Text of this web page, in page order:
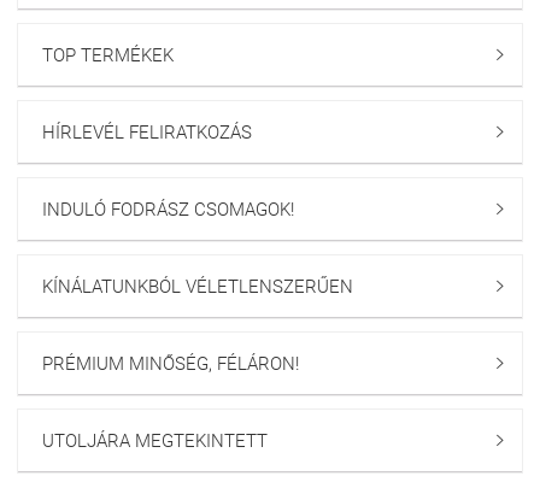
TOP TERMÉKEK 
HÍRLEVÉL FELIRATKOZÁS 
INDULÓ FODRÁSZ CSOMAGOK! 
KÍNÁLATUNKBÓL VÉLETLENSZERŰEN 
PRÉMIUM MINŐSÉG, FÉLÁRON! 
UTOLJÁRA MEGTEKINTETT 